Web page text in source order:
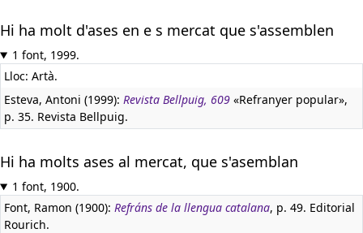
Hi ha molt d'ases en e s mercat que s'assemblen
1 font, 1999.
Lloc: Artà.
Esteva, Antoni (1999): Revista Bellpuig, 609 «Refranyer popular»,
p. 35. Revista Bellpuig.
Hi ha molts ases al mercat, que s'asemblan
1 font, 1900.
Font, Ramon (1900): Refráns de la llengua catalana, p. 49. Editorial
Rourich.